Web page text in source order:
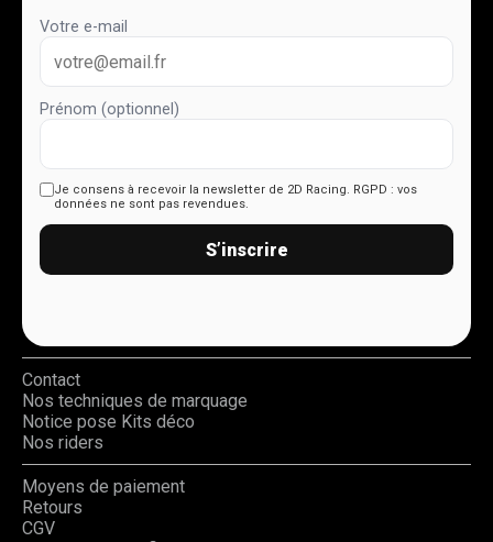
Votre e-mail
Prénom (optionnel)
Je consens à recevoir la newsletter de 2D Racing. RGPD : vos
données ne sont pas revendues.
S’inscrire
Contact
Nos techniques de marquage
Notice pose Kits déco
Nos riders
Moyens de paiement
Retours
CGV